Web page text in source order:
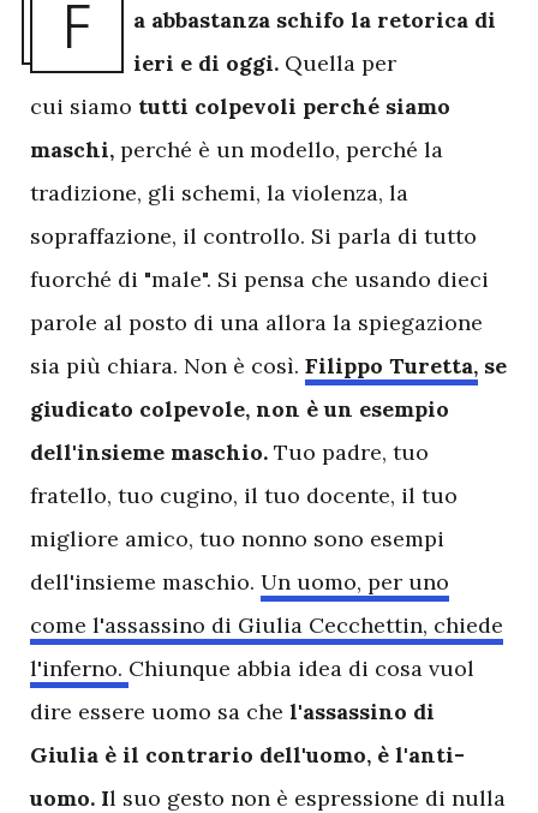
F
a abbastanza schifo la retorica di
ieri e di oggi. Quella per
cui siamo tutti colpevoli perché siamo
maschi, perché è un modello, perché la
tradizione, gli schemi, la violenza, la
sopraffazione, il controllo. Si parla di tutto
fuorché di "male". Si pensa che usando dieci
parole al posto di una allora la spiegazione
sia più chiara. Non è così. Filippo Turetta, se
giudicato colpevole, non è un esempio
dell'insieme maschio. Tuo padre, tuo
fratello, tuo cugino, il tuo docente, il tuo
migliore amico, tuo nonno sono esempi
dell'insieme maschio. Un uomo, per uno
come l'assassino di Giulia Cecchettin, chiede
l'inferno. Chiunque abbia idea di cosa vuol
dire essere uomo sa che l'assassino di
Giulia è il contrario dell'uomo, è l'anti-
uomo. Il suo gesto non è espressione di nulla